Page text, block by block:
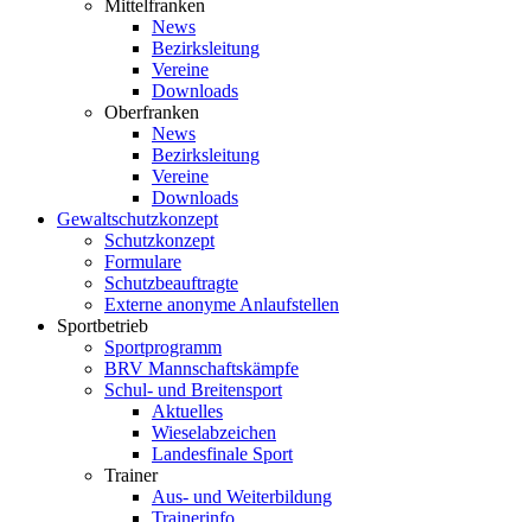
Mittelfranken
News
Bezirksleitung
Vereine
Downloads
Oberfranken
News
Bezirksleitung
Vereine
Downloads
Gewaltschutzkonzept
Schutzkonzept
Formulare
Schutzbeauftragte
Externe anonyme Anlaufstellen
Sportbetrieb
Sportprogramm
BRV Mannschaftskämpfe
Schul- und Breitensport
Aktuelles
Wieselabzeichen
Landesfinale Sport
Trainer
Aus- und Weiterbildung
Trainerinfo